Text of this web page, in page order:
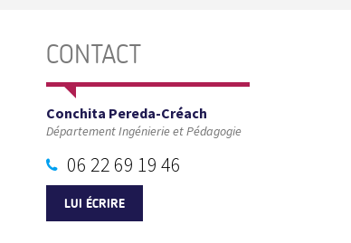
CONTACT
Conchita Pereda-Créach
Département Ingénierie et Pédagogie
06 22 69 19 46
LUI ÉCRIRE